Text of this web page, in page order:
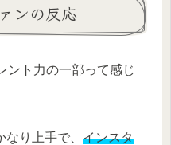
ンの反応
ント力の一部って感じ
なり上手で、 インスタ